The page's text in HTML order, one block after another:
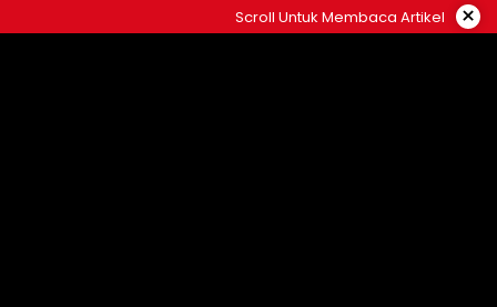
to
Scroll Untuk Membaca Artikel ×